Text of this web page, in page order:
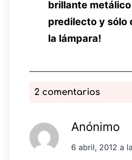
brillante
predilecto y sólo
la lámpara!
2 comentarios
Anónimo
6 abril, 2012 a